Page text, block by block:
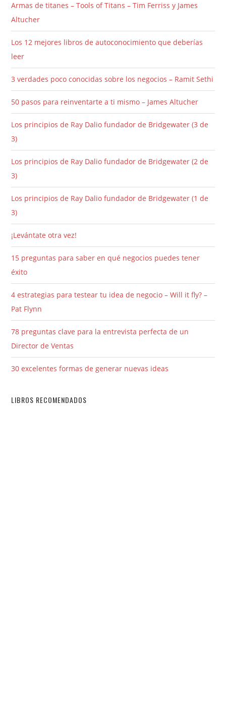
Armas de titanes – Tools of Titans – Tim Ferriss y James
Altucher
Los 12 mejores libros de autoconocimiento que deberías
leer
3 verdades poco conocidas sobre los negocios – Ramit Sethi
50 pasos para reinventarte a ti mismo – James Altucher
Los principios de Ray Dalio fundador de Bridgewater (3 de
3)
Los principios de Ray Dalio fundador de Bridgewater (2 de
3)
Los principios de Ray Dalio fundador de Bridgewater (1 de
3)
¡Levántate otra vez!
15 preguntas para saber en qué negocios puedes tener
éxito
4 estrategias para testear tu idea de negocio – Will it fly? –
Pat Flynn
78 preguntas clave para la entrevista perfecta de un
Director de Ventas
30 excelentes formas de generar nuevas ideas
LIBROS RECOMENDADOS